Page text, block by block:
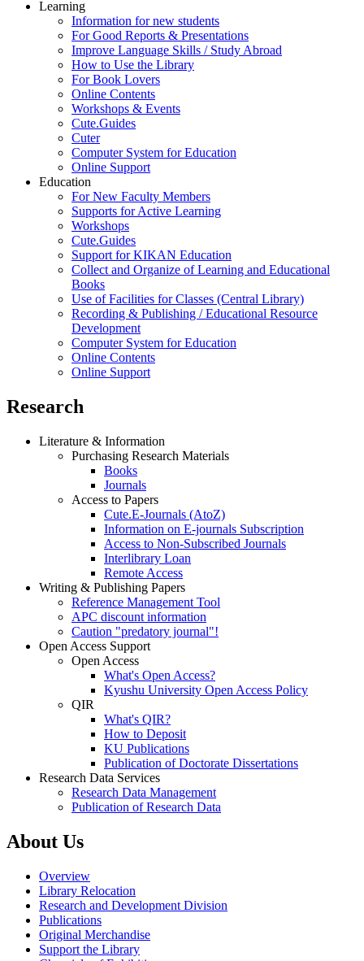
Visitors
Libraries
Central Library
Science and Technology Library
Medical Library
Design Library
Chikushi Library
Manuscript Library
Learning
Learning
Information for new students
For Good Reports & Presentations
Improve Language Skills / Study Abroad
How to Use the Library
For Book Lovers
Online Contents
Workshops & Events
Cute.Guides
Cuter
Computer System for Education
Online Support
Education
For New Faculty Members
Workshops
Cute.Guides
Collect and Organize of Learning and Educational
Books
Use of Facilities for Classes (Central Library)
Recording & Publishing / Educational Resource
Development
Computer System for Education
Online Contents
Online Support
Research
Literature & Information
Purchasing Research Materials
Books
Journals
Access to Papers
Cute.E-Journals (AtoZ)
Access to Non-Subscribed Journals
Interlibrary Loan
Remote Access
Writing & Publishing Papers
Reference Management Tool
APC discount information
Caution "predatory journal"!
Open Access
QIR
What's QIR?
How to Deposit
Publication of Doctorate Dissertations
Research Data Services